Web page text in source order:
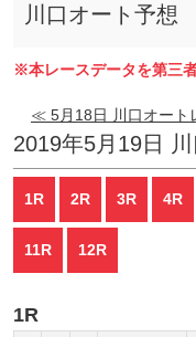
川口オート予想
※本レースデータを第三
≪ 5月18日 川口オート
2019年5月19日
1R 2R 3R 4R
11R 12R
1R